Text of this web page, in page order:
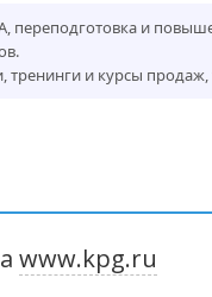
переподготовка и
тренинги и курсы
www.kpg.ru